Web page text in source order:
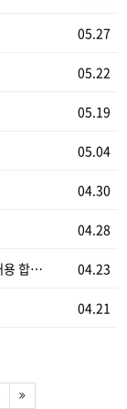
05.27
05.22
05.19
05.04
04.30
04.28
04.23
용 합…
04.21